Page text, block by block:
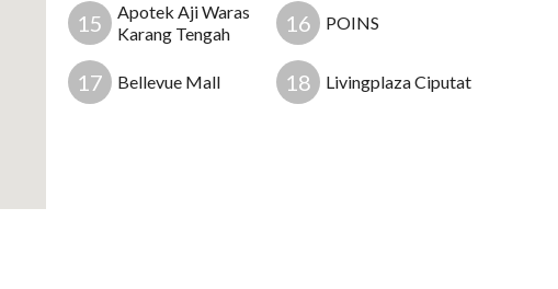
15
Apotek Aji Waras
Karang Tengah
16 POINS
17 Bellevue Mall 18 Livingplaza Ciputat